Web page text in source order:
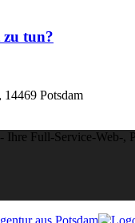
zu tun?
14469 Potsdam
- Ihre Full-Service-Web-,